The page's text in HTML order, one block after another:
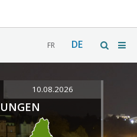
FR DE
10.08.2026